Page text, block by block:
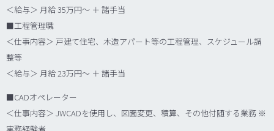
＜給与＞ 月給 35万円～ ＋ 諸手当
■工程管理職
＜仕事内容＞ 戸建て住宅、木造アパート等の工程管理、スケジュール調
整等
＜給与＞ 月給 23万円～ ＋ 諸手当
■CADオペレーター
＜仕事内容＞ JWCADを使用し、図面変更、積算、その他付随する業務 ※